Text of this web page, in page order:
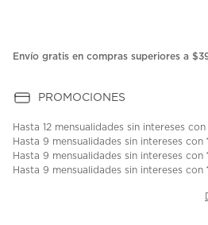
Envío gratis en compras superiores a
PROMOCIONES
Hasta 12 mensualidades sin intereses con
Hasta 9 mensualidades sin intereses con
Hasta 9 mensualidades sin intereses con
Hasta 9 mensualidades sin intereses con